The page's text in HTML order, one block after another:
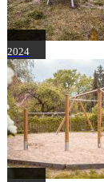
2024